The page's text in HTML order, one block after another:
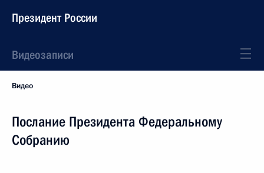
Президент России
Видеозаписи
Видео
Послание Президента Федеральному
Собранию